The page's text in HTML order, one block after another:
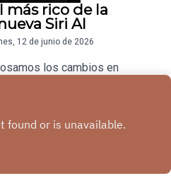
más rico de la
Siri AI
12 de junio de 2026
los cambios en